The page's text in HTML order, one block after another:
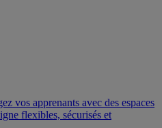
vos apprenants avec des espaces
flexibles, sécurisés et